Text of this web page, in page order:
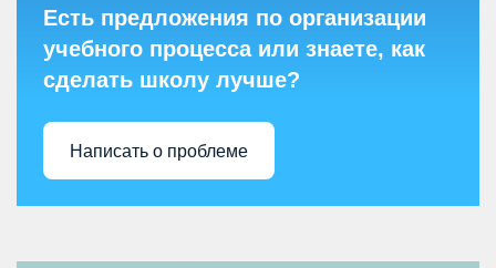
Есть предложения по организации
учебного процесса или знаете, как
сделать школу лучше?
Написать о проблеме